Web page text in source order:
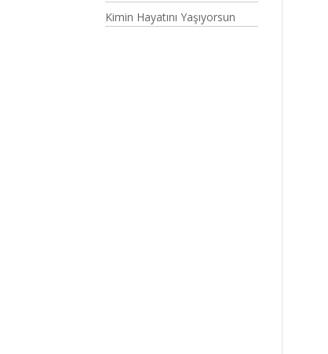
Kimin Hayatını Yaşıyorsun